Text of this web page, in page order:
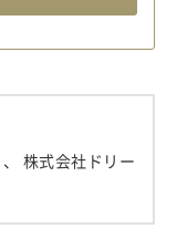
、 株式会社ドリー